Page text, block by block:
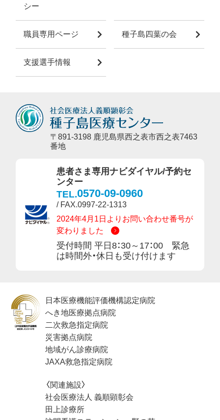
シー
職員専用ページ 種子島四葉の会
支援選手情報
〒891-3198 鹿児島県西之表市西之表7463
番地
患者さま専用ナビダイヤル/予約セ
ンター
TEL.0570-09-0960
/ FAX.0997-22-1313
2024年4月1日よりお問い合わせ番号が
変わりました
受付時間 平日8：30～17：00 緊急
は時間外・休日も受け付けます
日本医療機能評価機構認定病院
へき地医療拠点病院
二次救急指定病院
災害拠点病院
地域がん診療病院
JAXA救急指定病院
〈関連施設〉
社会医療法人 義順顕彰会
田上診療所